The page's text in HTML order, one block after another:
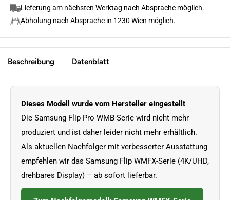
Lieferung am nächsten Werktag nach Absprache möglich.
Abholung nach Absprache in 1230 Wien möglich.
Beschreibung Datenblatt
Dieses Modell wurde vom Hersteller eingestellt
Die Samsung Flip Pro WMB-Serie wird nicht mehr
produziert und ist daher leider nicht mehr erhältlich.
Als aktuellen Nachfolger mit verbesserter Ausstattung
empfehlen wir das Samsung Flip WMFX-Serie (4K/UHD,
drehbares Display) – ab sofort lieferbar.